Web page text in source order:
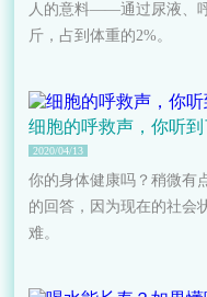
人的意料——通过尿液、
斤，占到体重的2%。
细胞的呼救声，你听到
2020/04/13
你的身体健康吗？稍微有
的回答，因为现在的社会
难。